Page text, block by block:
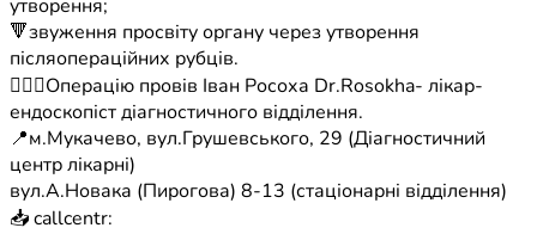
утворення;
🔻звуження просвіту органу через утворення
післяопераційних рубців.
🧑🏻‍⚕️Операцію провів Іван Росоха Dr.Rosokha- лікар-
ендоскопіст діагностичного відділення.
📍м.Мукачево, вул.Грушевського, 29 (Діагностичний
центр лікарні)
вул.А.Новака (Пирогова) 8-13 (стаціонарні відділення)
📥 callcentr: